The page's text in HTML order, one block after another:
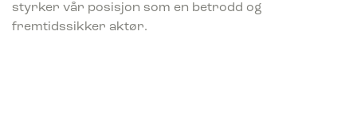
Markedsføring
styrker vår posisjon som en betrodd og
fremtidssikker aktør.